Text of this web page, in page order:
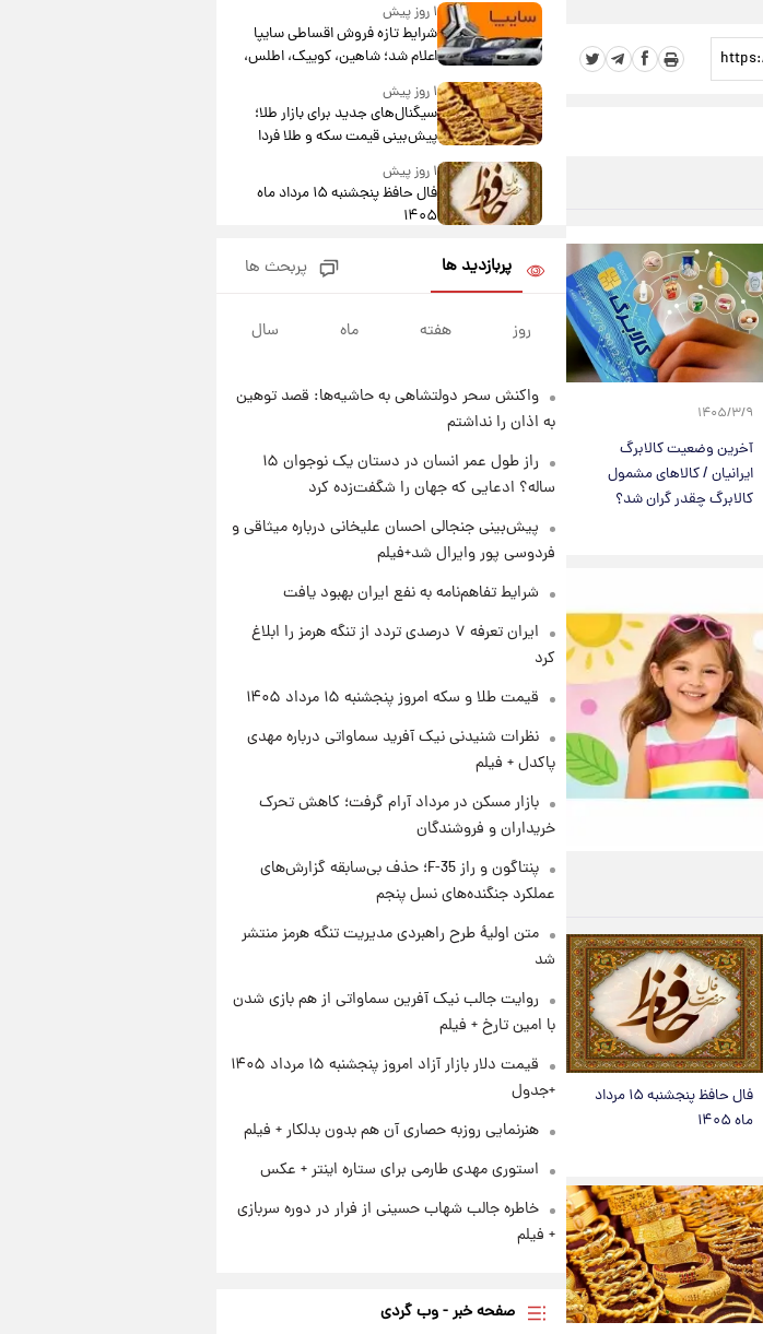
۱۴۰۵/۳/۹
آخرین وضعیت کالابرگ
ایرانیان / کالا‌های مشمول
کالابرگ چقدر گران شد؟
فال حافظ پنجشنبه ۱۵ مرداد
ماه ۱۴۰۵
۱ روز پیش
شرایط تازه فروش اقساطی سایپا
اعلام شد؛ شاهین، کوییک، اطلس،
سهند و ساینا با اقساط بلندمدت +
جدول۱ روز پیش
سیگنال‌های جدید برای بازار طلا؛
پیش‌بینی قیمت سکه و طلا فردا
۱ روز پیش
فال حافظ پنجشنبه ۱۵ مرداد ماه
۱۴۰۵
فال قهوه روزانه پنجشنبه ۱۵ مرداد
ماه ۱۴۰۵
۱ روز پیش
چهارشنبه ۱۴ مرداد + جدول
۱ روز پیش
تولید سایپا؛ نام خودرو، مبلغ پیش
پرداخت و زمان تحویل | سود
مشارکت چند درصد است؟
پربازدید ها پربحث ها
روز هفته ماه سال
واکنش سحر دولتشاهی به حاشیه‌ها: قصد توهین
به اذان را نداشتم
راز طول عمر انسان در دستان یک نوجوان ۱۵
ساله؟ ادعایی که جهان را شگفت‌زده کرد
پیش‌بینی جنجالی احسان علیخانی درباره میثاقی و
فردوسی پور وایرال شد+فیلم
شرایط تفاهم‌نامه به نفع ایران بهبود یافت
ایران تعرفه ۷ درصدی تردد از تنگه هرمز را ابلاغ
کرد
قیمت طلا و سکه امروز پنجشنبه ۱۵ مرداد ۱۴۰۵
نظرات شنیدنی نیک آفرید سماواتی درباره مهدی
پاکدل + فیلم
بازار مسکن در مرداد آرام گرفت؛ کاهش تحرک
خریداران و فروشندگان
پنتاگون و راز F-35؛ حذف بی‌سابقه گزارش‌های
عملکرد جنگنده‌های نسل پنجم
متن اولیۀ طرح راهبردی مدیریت تنگه هرمز منتشر
شد
روایت جالب نیک آفرین سماواتی از هم بازی شدن
با امین تارخ + فیلم
قیمت دلار بازار آزاد امروز پنجشنبه ۱۵ مرداد ۱۴۰۵
+جدول
هنرنمایی روزبه حصاری آن هم بدون بدلکار + فیلم
استوری مهدی طارمی برای ستاره اینتر + عکس
خاطره جالب شهاب حسینی از فرار در دوره سربازی
+ فیلم
صفحه خبر - وب گردی